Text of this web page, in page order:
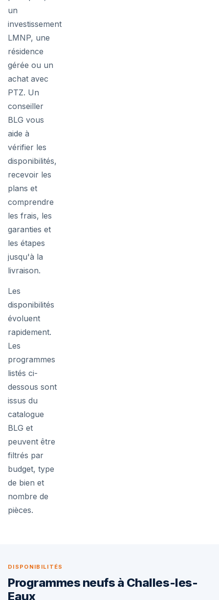
un
investissement
LMNP, une
résidence
gérée ou un
achat avec
PTZ. Un
conseiller
BLG vous
aide à
vérifier les
disponibilités,
recevoir les
plans et
comprendre
les frais, les
garanties et
les étapes
jusqu'à la
livraison.
Les
disponibilités
évoluent
rapidement.
Les
programmes
listés ci-
dessous sont
issus du
catalogue
BLG et
peuvent être
filtrés par
budget, type
de bien et
nombre de
pièces.
DISPONIBILITÉS
Programmes neufs à Challes-les-
Eaux